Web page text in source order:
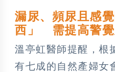
漏尿、頻尿且感
西」 需提高警覺
溫亭虹醫師提醒，根
有七成的自然產婦女